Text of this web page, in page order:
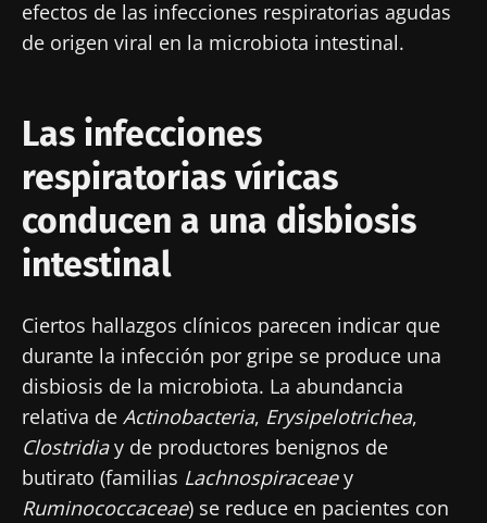
efectos de las infecciones respiratorias agudas
de origen viral en la microbiota intestinal.
Las infecciones
respiratorias víricas
conducen a una disbiosis
intestinal
Ciertos hallazgos clínicos parecen indicar que
durante la infección por gripe se produce una
disbiosis de la microbiota. La abundancia
relativa de Actinobacteria, Erysipelotrichea,
Clostridiay de productores benignos de
butirato (familias Lachnospiraceaey
Ruminococcaceae) se reduce en pacientes con